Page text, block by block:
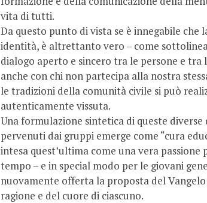
vita di tutti.
Da questo punto di vista se è innegabile
identità, è altrettanto vero – come
dialogo aperto e sincero tra le persone e tra
anche con chi non partecipa alla nostra
le tradizioni della comunità civile si può
autenticamente vissuta.
Una formulazione sintetica di queste
pervenuti dai gruppi emerge come “cura
intesa quest’ultima come una vera
tempo – e in special modo per le giovani
nuovamente offerta la proposta del
ragione e del cuore di ciascuno.